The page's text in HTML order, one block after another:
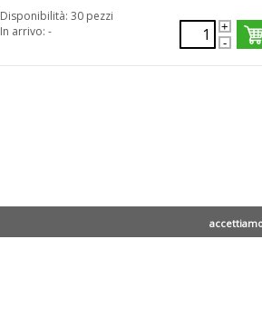
Disponibilità: 30 pezzi
In arrivo: -